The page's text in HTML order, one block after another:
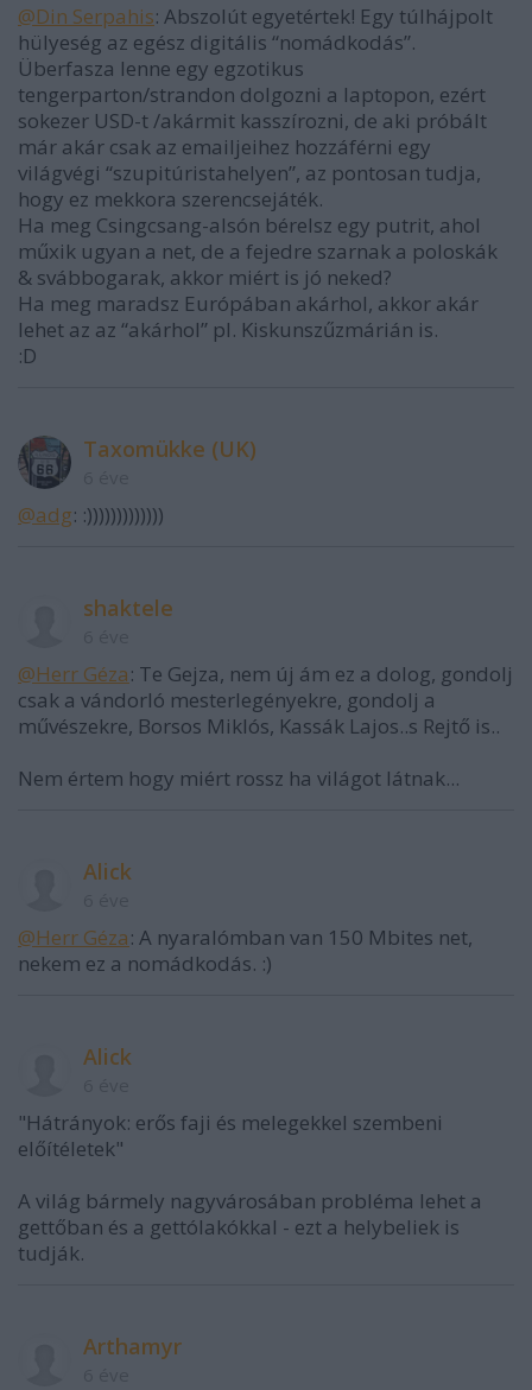
@Din Serpahis: Abszolút egyetértek! Egy túlhájpolt
hülyeség az egész digitális “nomádkodás”.
Überfasza lenne egy egzotikus
tengerparton/strandon dolgozni a laptopon, ezért
sokezer USD-t /akármit kasszírozni, de aki próbált
már akár csak az emailjeihez hozzáférni egy
világvégi “szupitúristahelyen”, az pontosan tudja,
hogy ez mekkora szerencsejáték.
Ha meg Csingcsang-alsón bérelsz egy putrit, ahol
műxik ugyan a net, de a fejedre szarnak a poloskák
& svábbogarak, akkor miért is jó neked?
Ha meg maradsz Európában akárhol, akkor akár
lehet az az “akárhol” pl. Kiskunszűzmárián is.
:D
Taxomükke (UK)
@adg: :)))))))))))))
shaktele
@Herr Géza: Te Gejza, nem új ám ez a dolog, gondolj
csak a vándorló mesterlegényekre, gondolj a
művészekre, Borsos Miklós, Kassák Lajos..s Rejtő is..
Nem értem hogy miért rossz ha világot látnak...
Alick
@Herr Géza: A nyaralómban van 150 Mbites net,
nekem ez a nomádkodás. :)
Alick
"Hátrányok: erős faji és melegekkel szembeni
előítéletek"
A világ bármely nagyvárosában probléma lehet a
gettőban és a gettólakókkal - ezt a helybeliek is
tudják.
Arthamyr